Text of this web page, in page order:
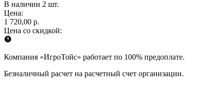
В наличии 2 шт.
Цена:
1 720,00 р.
Цена со скидкой:
Компания «ИгроТойс» работает по 100% предоплате.
Безналичный расчет на расчетный счет организации.